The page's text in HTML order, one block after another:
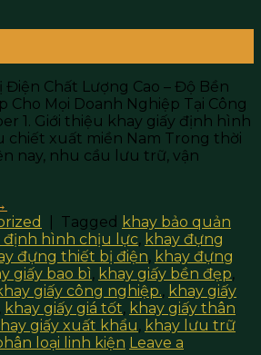
Chất Lượng Cao – Độ Bền
Cho Mọi Doanh Nghiệp Tại Công
1. Giới thiệu khay giấy định hình
chiết xuất miền Nam Trong thời
nay, nhu cầu lưu trữ, vận
Tagged khay bảo quản
định hình chịu lực, khay đựng
đựng thiết bị điện, khay đựng
giấy bao bì, khay giấy bền đẹp,
giấy công nghiệp., khay giấy
, khay giấy giá tốt, khay giấy thân
giấy xuất khẩu, khay lưu trữ
loại linh kiện Leave a